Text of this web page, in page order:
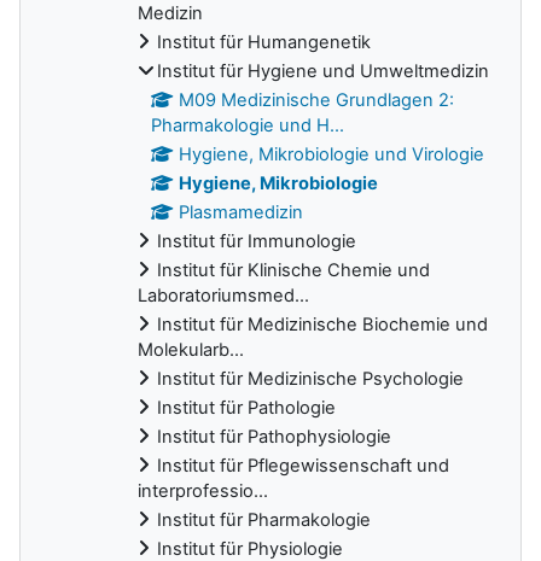
Medizin
Institut für Humangenetik
Institut für Hygiene und Umweltmedizin
M09 Medizinische Grundlagen 2:
Pharmakologie und H...
Hygiene, Mikrobiologie und Virologie
Hygiene, Mikrobiologie
Plasmamedizin
Institut für Immunologie
Institut für Klinische Chemie und
Laboratoriumsmed...
Institut für Medizinische Biochemie und
Molekularb...
Institut für Medizinische Psychologie
Institut für Pathologie
Institut für Pathophysiologie
Institut für Pflegewissenschaft und
interprofessio...
Institut für Pharmakologie
Institut für Physiologie